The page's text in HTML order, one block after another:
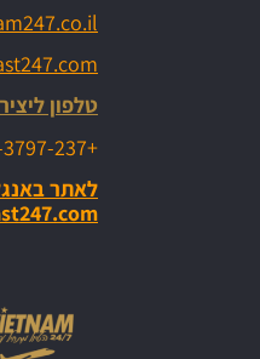
טלפון
+972-52-3797-237
לאתר